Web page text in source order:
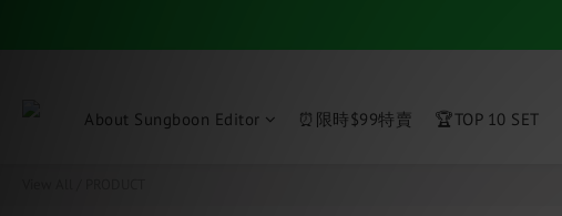
About Sungboon Editor ⏰限時$99特賣 🏆TOP 10 SET